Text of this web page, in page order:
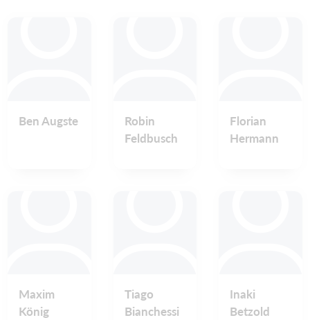
Ben Augste
Robin
Feldbusch
Florian
Hermann
Maxim
König
Tiago
Bianchessi
Inaki
Betzold